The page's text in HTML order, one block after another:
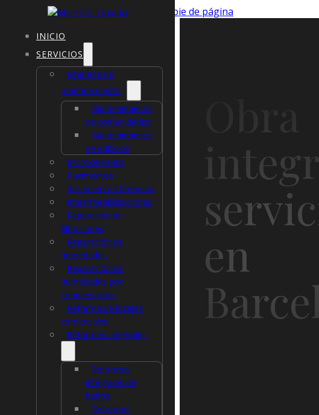
Saltar al contenido principal Saltar al pie de página
INICIO
SERVICIOS
Empresa de
mantenimiento
Mantenimiento
de comunidades
Mantenimiento
de edificios
Microcemento
Pavimentos
Aislamientos térmicos
Impermeabilizaciones
Reparación de
filtraciones
Reparación de
humedades
Reparación de
humedades por
condensación
Reforma de locales
comerciales
Reformas Integrales
Reformas
integrales de
baños
Reformas
en